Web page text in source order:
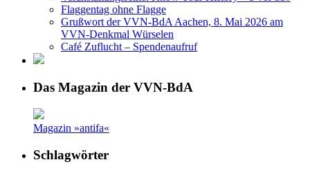
Flaggentag ohne Flagge
Grußwort der VVN-BdA Aachen, 8. Mai 2026 am
VVN-Denkmal Würselen
Café Zuflucht – Spendenaufruf
Das Magazin der VVN-BdA
Magazin »antifa«
Schlagwörter